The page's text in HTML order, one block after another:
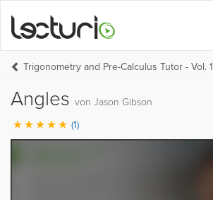
Trigonometry and Pre-Calculus Tutor - Vol. 1
Angles von Jason Gibson
(1)